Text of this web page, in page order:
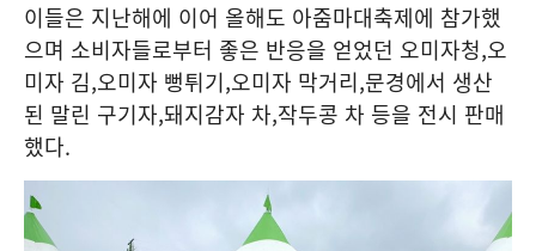
이들은 지난해에 이어 올해도 아줌마대축제에 참가했
으며 소비자들로부터 좋은 반응을 얻었던 오미자청,오
미자 김,오미자 뻥튀기,오미자 막거리,문경에서 생산
된 말린 구기자,돼지감자 차,작두콩 차 등을 전시 판매
했다.